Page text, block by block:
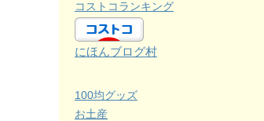
コストコランキング
にほんブログ村
100均グッズ
お土産